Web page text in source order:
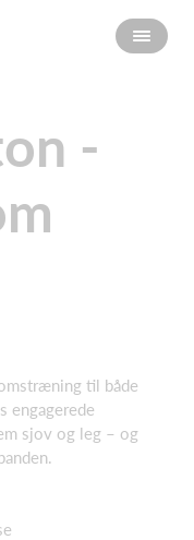
-
til både
engagerede
sjov og leg – og